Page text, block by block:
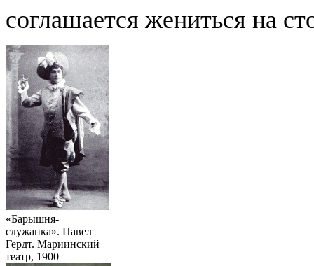
соглашается жениться на
«Барышня-
служанка». Павел
Гердт. Мариинский
театр, 1900